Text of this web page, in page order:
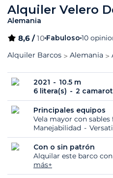
Alquiler Velero
Alemania
8,6 /10 Fabuloso 10
Alquiler Barcos
Alemania
2021
10.5 m
6 litera(s)
2
Principales equipos
Vela mayor con sables
Manejabilidad
Con o sin patrón
Alquilar este barco
más+